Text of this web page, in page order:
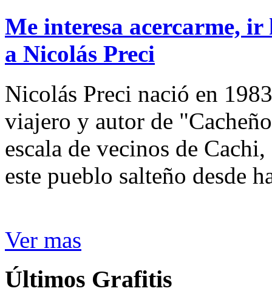
Me interesa acercarme,
a Nicolás Preci
Nicolás Preci nació en
viajero y autor de
escala de vecinos de
este pueblo salteño desde
Ver mas
Últimos Grafitis